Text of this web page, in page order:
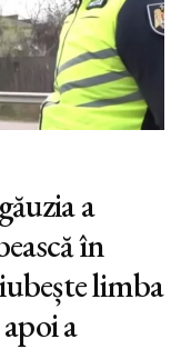
a
în
limba
a